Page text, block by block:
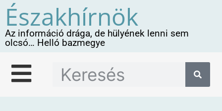
Északhírnök
Az információ drága, de hülyének lenni sem
olcsó… Helló bazmegye